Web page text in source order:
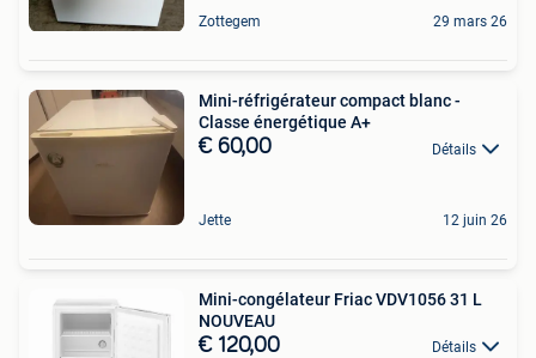
Zottegem 29 mars 26
Mini-réfrigérateur compact blanc -
Classe énergétique A+
€ 60,00 Détails
Jette 12 juin 26
Mini-congélateur Friac VDV1056 31 L
NOUVEAU
€ 120,00 Détails